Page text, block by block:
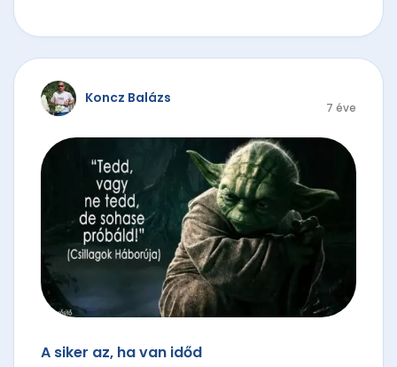
Koncz Balázs
7 éve
A siker az, ha van időd